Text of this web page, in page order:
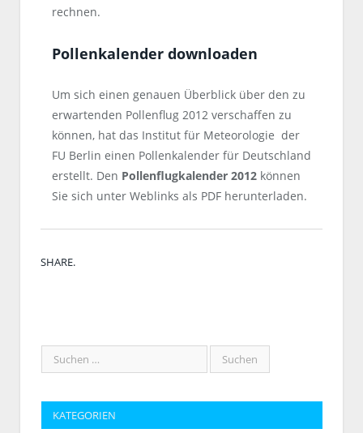
rechnen.
Pollenkalender downloaden
Um sich einen genauen Überblick über den zu
erwartenden Pollenflug 2012 verschaffen zu
können, hat das Institut für Meteorologie der
FU Berlin einen Pollenkalender für Deutschland
erstellt. Den Pollenflugkalender 2012können
Sie sich unter Weblinks als PDF herunterladen.
SHARE.
KATEGORIEN